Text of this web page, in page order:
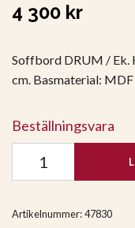
4 300 kr
Soffbord DRUM / Ek.
cm. Basmaterial: MDF
Beställningsvara
Artikelnummer:47830